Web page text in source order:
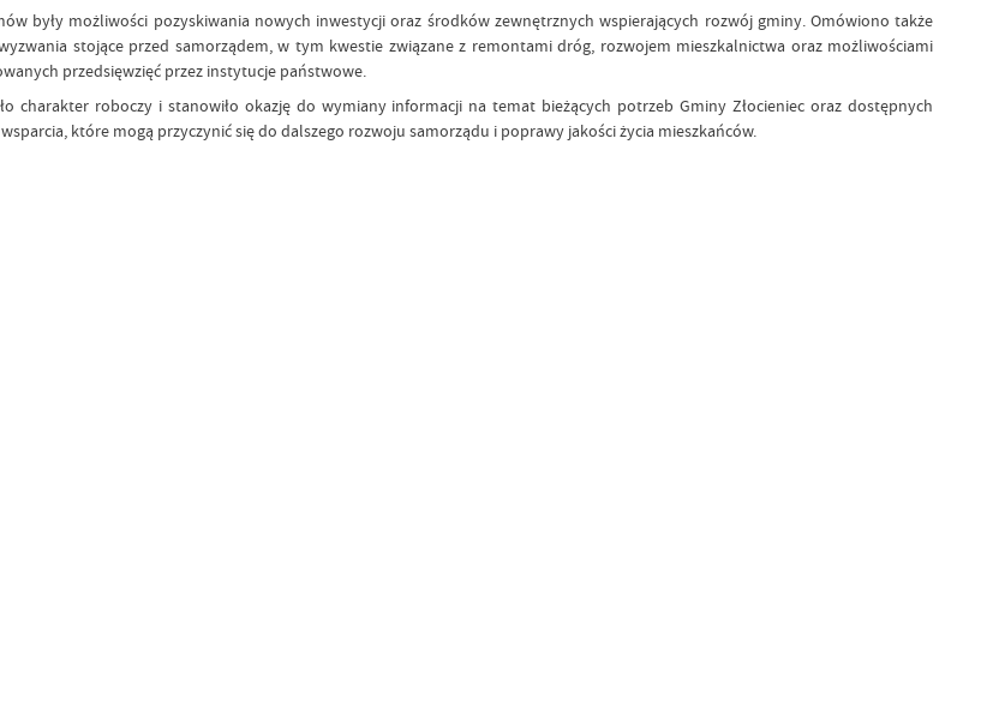
były możliwości pozyskiwania nowych inwestycji oraz środków zewnętrznych wspierających rozwój gminy. Omówiono także
stojące przed samorządem, w tym kwestie związane z remontami dróg, rozwojem mieszkalnictwa oraz możliwościami
przedsięwzięć przez instytucje państwowe.
charakter roboczy i stanowiło okazję do wymiany informacji na temat bieżących potrzeb Gminy Złocieniec oraz dostępnych
które mogą przyczynić się do dalszego rozwoju samorządu i poprawy jakości życia mieszkańców.